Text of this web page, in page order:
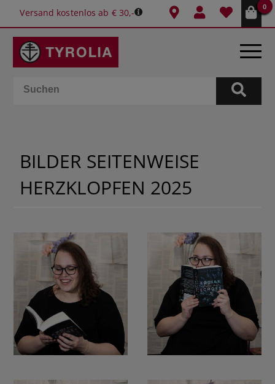
Versand kostenlos ab € 30,-
0
BÜCHER
SPIELE
KALENDER
GESCHENKIDEEN
SCHULE & BÜRO
BUCHTIPPS
BILDER SEITENWEISE
HERZKLOPFEN 2025